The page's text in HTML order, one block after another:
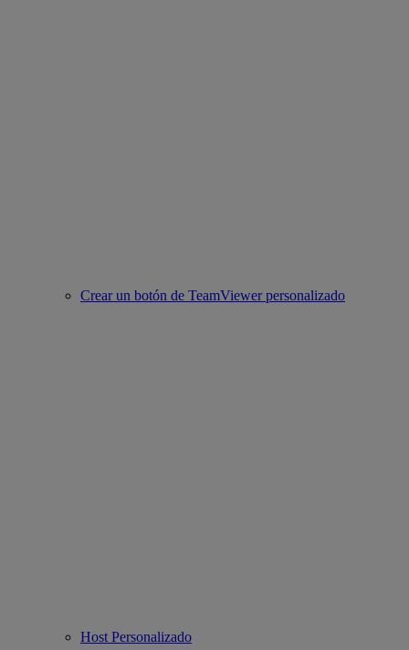
Crear un botón de TeamViewer personalizado
Host Personalizado